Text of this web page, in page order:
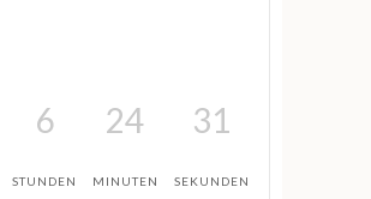
6
STUNDEN
24
MINUTEN
31
SEKUNDEN